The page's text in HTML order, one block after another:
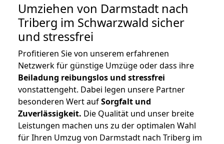
Umziehen von Darmstadt nach
Triberg im Schwarzwald sicher
und stressfrei
Profitieren Sie von unserem erfahrenen
Netzwerk für günstige Umzüge oder dass ihre
Beiladung reibungslos und stressfrei
vonstattengeht. Dabei legen unsere Partner
besonderen Wert aufSorgfalt und
Zuverlässigkeit. Die Qualität und unser breite
Leistungen machen uns zu der optimalen Wahl
für Ihren Umzug von Darmstadt nach Triberg im